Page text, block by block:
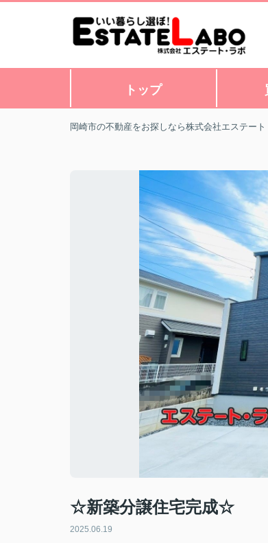
トップ
岡崎市の不動産をお探しなら株式会社エステート
☆新築分譲住宅完成☆
2025.06.19